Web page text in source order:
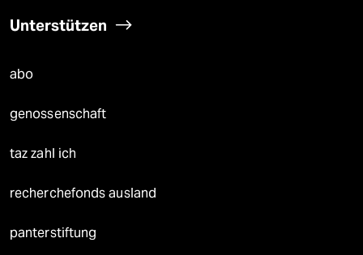
Unterstützen
abo
genossenschaft
taz zahl ich
recherchefonds ausland
panterstiftung